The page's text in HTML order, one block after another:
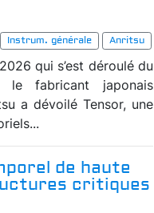
Instrum. générale
Anritsu
qui s’est déroulé du
fabricant japonais
a dévoilé Tensor, une
de haute
critiques